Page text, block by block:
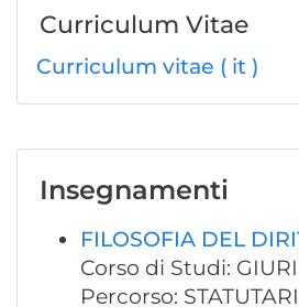
Curriculum Vitae
Curriculum vitae ( it )
Insegnamenti
FILOSOFIA DEL
Corso di Studi:
Percorso: